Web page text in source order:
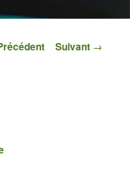
des articles
Suivant →